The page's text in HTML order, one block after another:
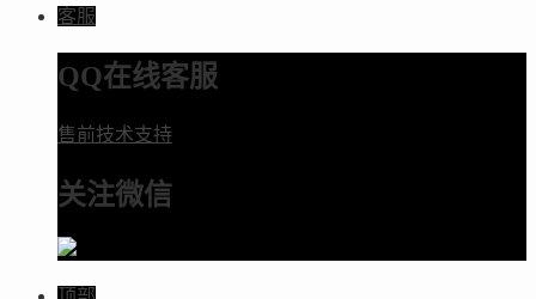
客服
QQ在线客服
售前技术支持
关注微信